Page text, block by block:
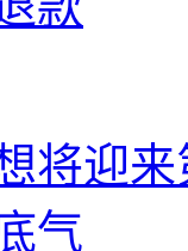
将迎
气